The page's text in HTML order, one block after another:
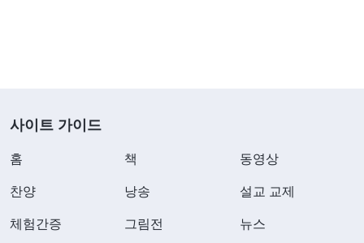
사역을 어떻게 방해하고 교란하든 양심의 가책을 전
혀 느끼지 않는다는 것을 알게 되었습니다. 그는 책
인정하지 않습니다. 심지어 형제자매의 책망과 훈계
사이트 가이드
홈 책 동영상
찬양 낭송 설교 교제
체험간증 그림전 뉴스